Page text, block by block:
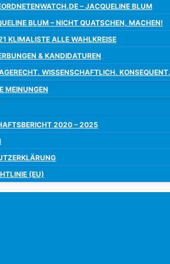
– JACQUELINE BLUM
BLUM – NICHT QUATSCHEN, MACHEN!
KLIMALISTE ALLE WAHLKREISE
& KANDIDATUREN
WISSENSCHAFTLICH. KONSEQUENT.
MEINUNGEN
2020 – 2025
(EU)